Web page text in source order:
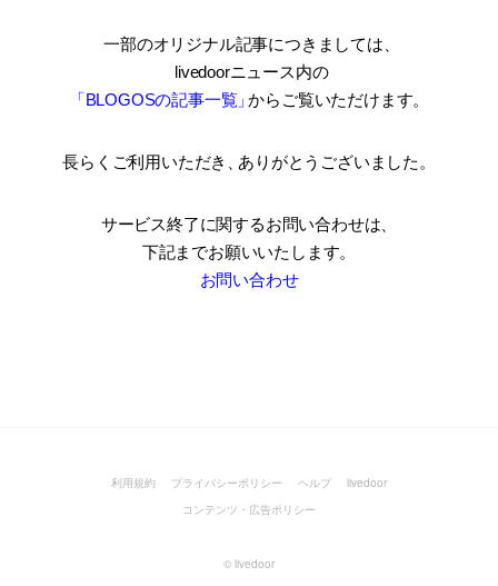
一部のオリジナル記事につきましては
livedoorニュース内の
「BLOGOSの記事一覧」からご覧いただけます。
長らくご利用いただき ありがとうございました。
サービス終了に関するお問い合わせは、
下記までお願いいたします。
お問い合わせ
利用規約 プライバシーポリシー ヘルプ
livedoor
コンテンツ・広告ポリシー
© livedoor